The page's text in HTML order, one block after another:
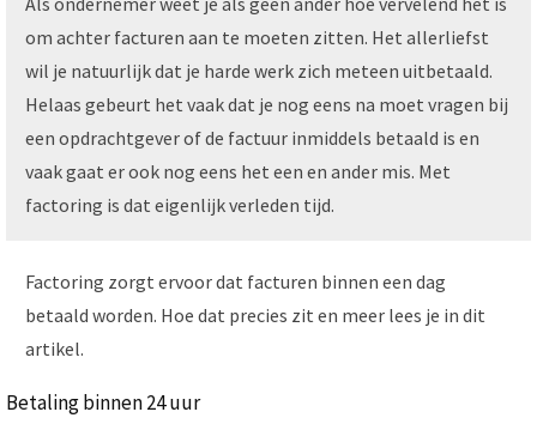
om achter facturen aan te moeten zitten. Het allerliefst
wil je natuurlijk dat je harde werk zich meteen uitbetaald.
Helaas gebeurt het vaak dat je nog eens na moet vragen bij
een opdrachtgever of de factuur inmiddels betaald is en
vaak gaat er ook nog eens het een en ander mis. Met
factoring is dat eigenlijk verleden tijd.
Factoring zorgt ervoor dat facturen binnen een dag
betaald worden. Hoe dat precies zit en meer lees je in dit
artikel.
Betaling binnen 24 uur